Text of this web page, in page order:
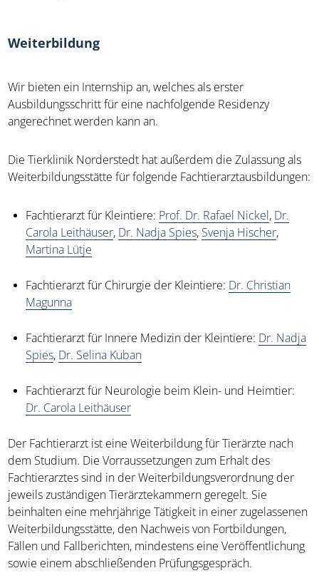
Weiterbildung
Wir bieten ein Internship an, welches als erster
Ausbildungsschritt für eine nachfolgende Residenzy
angerechnet werden kann an.
Die Tierklinik Norderstedt hat außerdem die Zulassung als
Weiterbildungsstätte für folgende Fachtierarztausbildungen:
Fachtierarzt für Kleintiere: Prof. Dr. Rafael Nickel , Dr.
Carola Leithäuser, Dr. Nadja Spies, Svenja Hischer,
Martina Lütje
Fachtierarzt für Chirurgie der Kleintiere: Dr. Christian
Magunna
Fachtierarzt für Innere Medizin der Kleintiere: Dr. Nadja
Spies, Dr. Selina Kuban
Fachtierarzt für Neurologie beim Klein- und Heimtier:
Dr. Carola Leithäuser
Der Fachtierarzt ist eine Weiterbildung für Tierärzte nach
dem Studium. Die Vorraussetzungen zum Erhalt des
Fachtierarztes sind in der Weiterbildungsverordnung der
jeweils zuständigen Tierärztekammern geregelt. Sie
beinhalten eine mehrjährige Tätigkeit in einer zugelassenen
Weiterbildungsstätte, den Nachweis von Fortbildungen,
Fällen und Fallberichten, mindestens eine Veröffentlichung
sowie einem abschließenden Prüfungsgespräch.